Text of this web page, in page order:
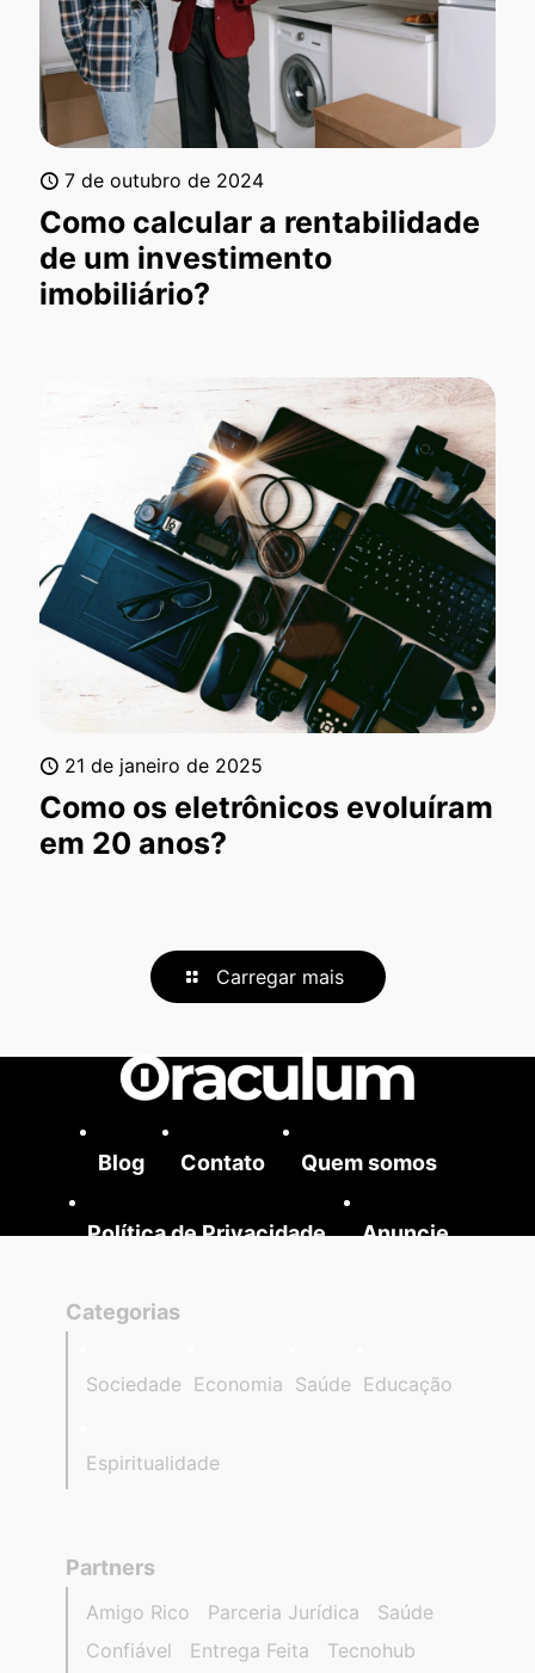
7 de outubro de 2024
Como calcular a rentabilidade
de um investimento
imobiliário?
21 de janeiro de 2025
Como os eletrônicos evoluíram
em 20 anos?
Carregar mais
Blog Contato Quem somos
Política de Privacidade Anuncie
Categorias
Sociedade Economia Saúde Educação
Espiritualidade
Partners
Amigo Rico Parceria Jurídica
Saúde
Confiável
Entrega Feita Tecnohub